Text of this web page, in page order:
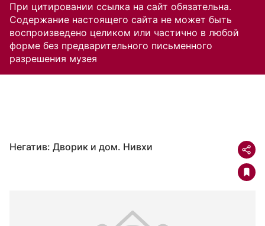
При цитировании ссылка на сайт обязательна.
Содержание настоящего сайта не может быть
воспроизведено целиком или частично в любой
форме без предварительного письменного
разрешения музея
Негатив: Дворик и дом. Нивхи